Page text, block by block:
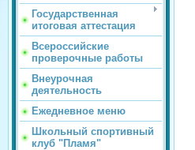
Государственная
итоговая аттестация
Всероссийские
проверочные работы
Внеурочная
деятельность
Ежедневное меню
Школьный спортивный
клуб "Пламя"